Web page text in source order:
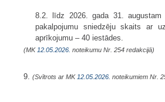
8.2. līdz 2026. gada 31. augustam
pakalpojumu sniedzēju skaits ar
aprīkojumu – 40 iestādes.
(MK 12.05.2026. noteikumu Nr. 254 redakcijā)
9. (Svītrots ar MK 12.05.2026. noteikumiem Nr.